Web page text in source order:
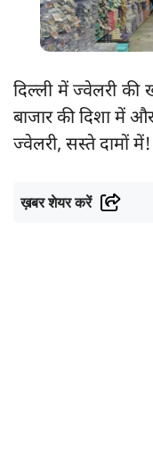
दिल्ली में ज्वेलरी
बाजार की दिशा में
ज्वेलरी, सस्ते दामों में!
ख़बर शेयर करें